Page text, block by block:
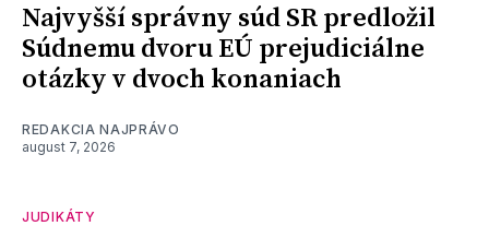
Najvyšší správny súd SR predložil
Súdnemu dvoru EÚ prejudiciálne
otázky v dvoch konaniach
REDAKCIA NAJPRÁVO
august 7, 2026
JUDIKÁTY